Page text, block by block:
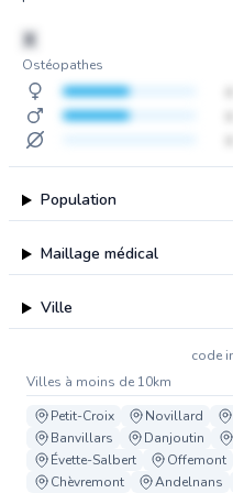
X
Ostéopathes
Population
Maillage médical
Ville
code
Villes à moins de 10km
Petit-Croix
Novillard
Banvillars
Danjoutin
Évette-Salbert
Offemont
Chèvremont
Andelnans